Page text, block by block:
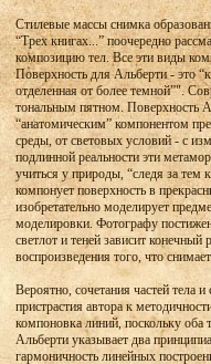
Стилевые массы снимка
“Трех книгах...” поочередно
композицию тел. Все эти виды
Поверхность для Альберти - это
отделенная от более темной”".
тональным пятном. Поверхность
“анатомическим” компонентом
среды, от световых условий - с
подлинной реальности эти
учиться у природы, “следя за тем
компонует поверхность в
изобретательно моделирует
моделировки. Фотографу
светлот и теней зависит конечный
воспроизведения того, что
Вероятно, сочетания частей тела
пристрастия автора к
компоновка линий, поскольку оба
Альберти указывает два
гармоничность линейных